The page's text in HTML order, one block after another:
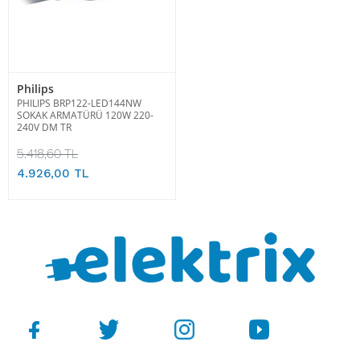
Philips
PHILIPS BRP122-LED144NW
SOKAK ARMATÜRÜ 120W 220-
240V DM TR
5.418,60 TL
4.926,00 TL